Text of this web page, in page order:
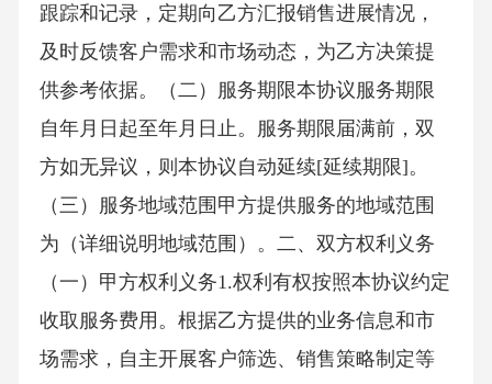
跟踪和记录，定期向乙方汇报销售进展情况，
及时反馈客户需求和市场动态，为乙方决策提
供参考依据。（二）服务期限本协议服务期限
自年月日起至年月日止。服务期限届满前，双
方如无异议，则本协议自动延续[延续期限]。
（三）服务地域范围甲方提供服务的地域范围
为（详细说明地域范围）。二、双方权利义务
（一）甲方权利义务1.权利有权按照本协议约定
收取服务费用。根据乙方提供的业务信息和市
场需求，自主开展客户筛选、销售策略制定等